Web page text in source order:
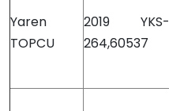
Yaren
TOPCU
2019 YKS-
264,60537